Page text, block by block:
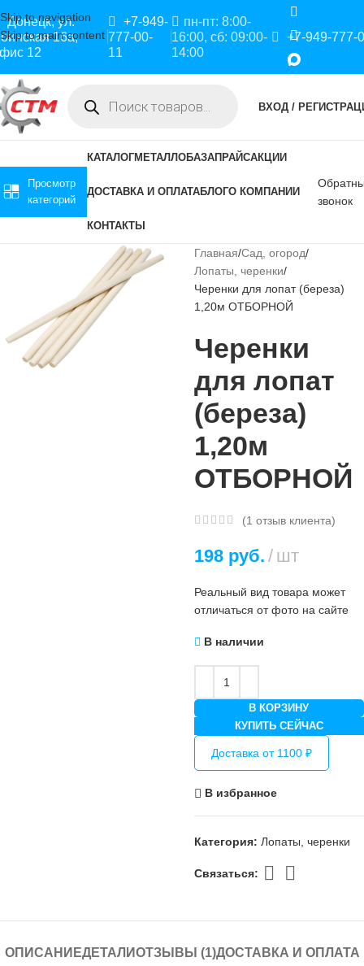
Skip to navigation
Skip to main content
Донецк, ул.
16а,
12
+7-949-
777-00-
11
пн-пт: 8:00-
16:00, сб: 09:00-
14:00
+7-949-777-
ВХОД /
Просмотр
категорий
КАТАЛОГМЕТАЛЛОБАЗАПРАЙСАКЦИИ
ДОСТАВКА И ОПЛАТАБЛОГО КОМПАНИИ
КОНТАКТЫ
звонок
Главная Сад, огород
Лопаты, черенки
Черенки для лопат (береза)
1,20м ОТБОРНОЙ
Черенки
для лопат
(береза)
1,20м
ОТБОРНОЙ
(1 отзыв клиента)
198руб. шт
Реальный вид товара может
отличаться от фото на сайте
В наличии
В КОРЗИНУ
КУПИТЬ СЕЙЧАС
Доставка от 1100 ₽
В избранное
Категория: Лопаты, черенки
Связаться:
ОПИСАНИЕДЕТАЛИОТЗЫВЫ (1)ДОСТАВКА И ОПЛАТА